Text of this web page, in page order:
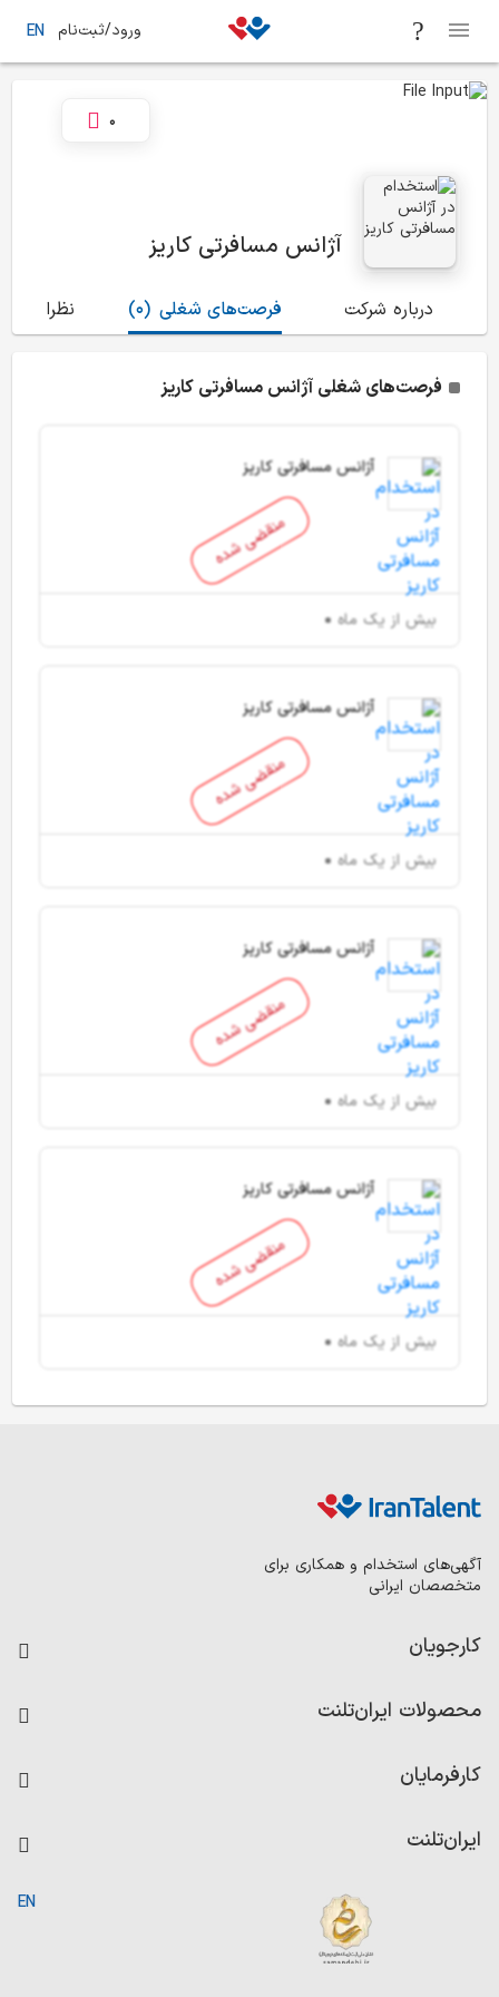
ورود/ثبت‌نام EN
آژانس مسافرتی کاریز
0
درباره شرکت (0) فرصت‌های شغلی نظرات
فرصت‌های شغلی آژانس مسافرتی کاریز
منقضی شده
آژانس مسافرتی کاریز
بیش از یک ماه
منقضی شده
آژانس مسافرتی کاریز
بیش از یک ماه
منقضی شده
آژانس مسافرتی کاریز
بیش از یک ماه
منقضی شده
آژانس مسافرتی کاریز
بیش از یک ماه
آگهی‌های استخدام و همکاری برای
متخصصان ایرانی
کارجویان
رزومه ساز
امتیاز شرکت‌ها
محصولات ایران‌تلنت
کاردیکس
کارفرمایان
ایران‌تلنت
EN